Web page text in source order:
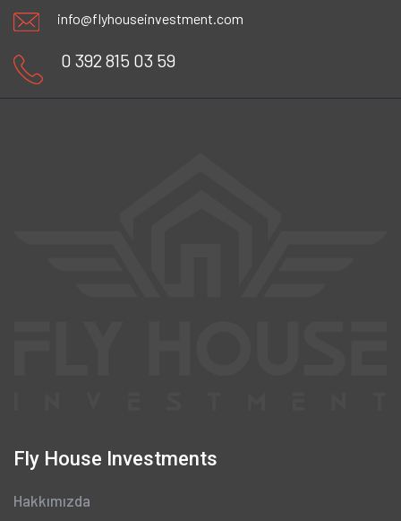
info@flyhouseinvestment.com
0 392 815 03 59
Fly House Investments
Hakkımızda